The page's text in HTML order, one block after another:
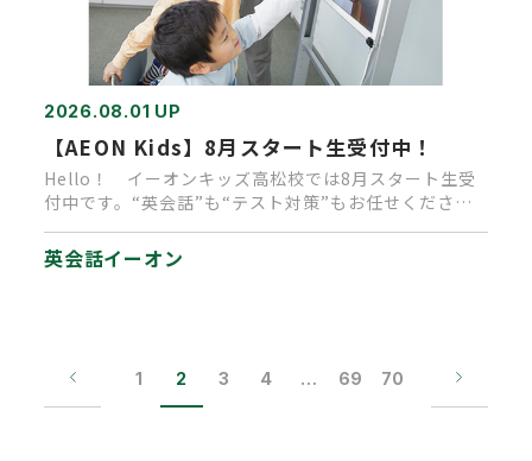
2026.08.01 UP
【AEON Kids】8月スタート生受付中！
Hello！ イーオンキッズ高松校では8月スタート生受
付中です。“英会話”も“テスト対策”もお任せくださ
い。 今なら入学…
英会話イーオン
1 2 3 4 … 69 70